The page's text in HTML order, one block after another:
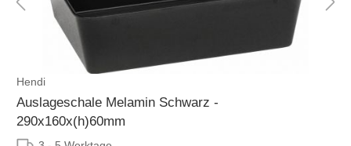
Hendi
Auslageschale Melamin Schwarz -
290x160x(h)60mm